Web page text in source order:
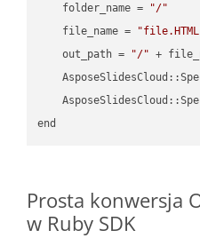
    folder_name =
"/"
    file_name =
    out_path =
"/" +
Prosta konwersja
w Ruby SDK